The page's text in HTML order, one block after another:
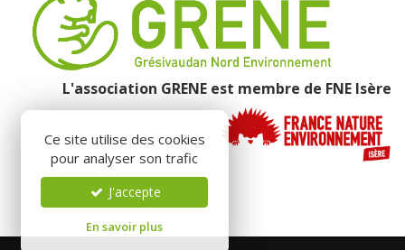
L'association GRENE est membre de FNE Isère
Ce site utilise des cookies
pour analyser son trafic
J'accepte
En savoir plus